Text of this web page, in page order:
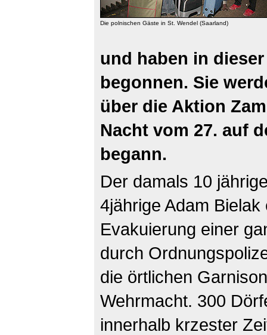
Die polnischen Gäste in St. Wendel (Saarland)
und haben in
begonnen. Sie
über die Aktion
Nacht vom 27. auf
begann.
Der damals 10
4jährige Adam
Evakuierung einer
durch
die örtlichen
Wehrmacht. 300
innerhalb krzester